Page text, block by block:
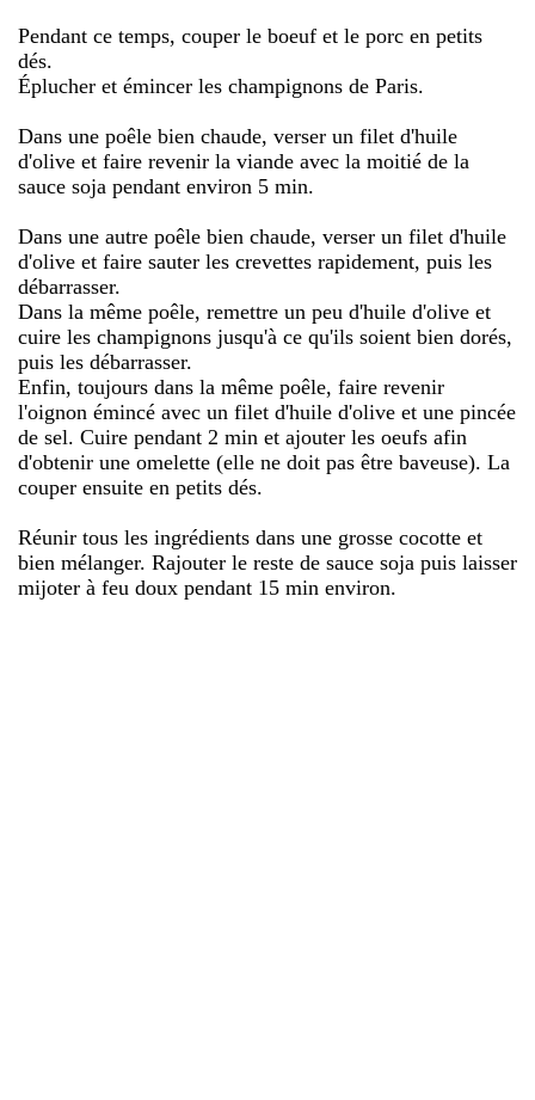
Pendant ce temps, couper le boeuf et le porc en petits
dés.
Éplucher et émincer les champignons de Paris.
Dans une poêle bien chaude, verser un filet d'huile
d'olive et faire revenir la viande avec la moitié de la
sauce soja pendant environ 5 min.
Dans une autre poêle bien chaude, verser un filet d'huile
d'olive et faire sauter les crevettes rapidement, puis les
débarrasser.
Dans la même poêle, remettre un peu d'huile d'olive et
cuire les champignons jusqu'à ce qu'ils soient bien dorés,
puis les débarrasser.
Enfin, toujours dans la même poêle, faire revenir
l'oignon émincé avec un filet d'huile d'olive et une pincée
de sel. Cuire pendant 2 min et ajouter les oeufs afin
d'obtenir une omelette (elle ne doit pas être baveuse). La
couper ensuite en petits dés.
Réunir tous les ingrédients dans une grosse cocotte et
bien mélanger. Rajouter le reste de sauce soja puis laisser
mijoter à feu doux pendant 15 min environ.